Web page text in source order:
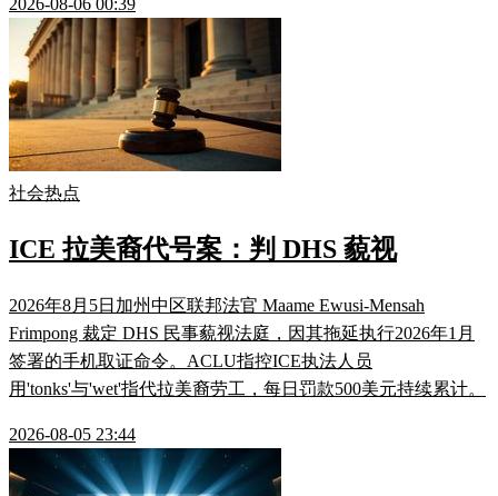
2026-08-06 00:39
社会热点
ICE 拉美裔代号案：判 DHS 藐视
2026年8月5日加州中区联邦法官 Maame Ewusi-Mensah
Frimpong 裁定 DHS 民事藐视法庭，因其拖延执行2026年1月
签署的手机取证命令。ACLU指控ICE执法人员
用'tonks'与'wet'指代拉美裔劳工，每日罚款500美元持续累计。
2026-08-05 23:44